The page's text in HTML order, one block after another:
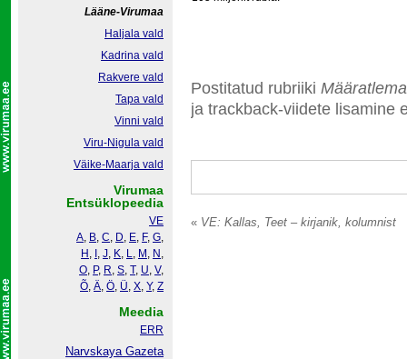
Postitatud rubriiki
ja trackback-viidete lisamine
« VE: Kallas, Teet – kirjanik, kolumnist
Lääne-Virumaa
Haljala vald
Kadrina vald
Rakvere vald
Tapa vald
Vinni vald
Viru-Nigula vald
Väike-Maarja vald
Virumaa
Entsüklopeedia
VE
A, B, C, D, E, F, G,
H , , J, K, L, M , N ,
O, P, R, S, T, U, V,
Õ, Ä, Ö, Ü, X, Y, Z
Meedia
ERR
Narvskaya Gazeta